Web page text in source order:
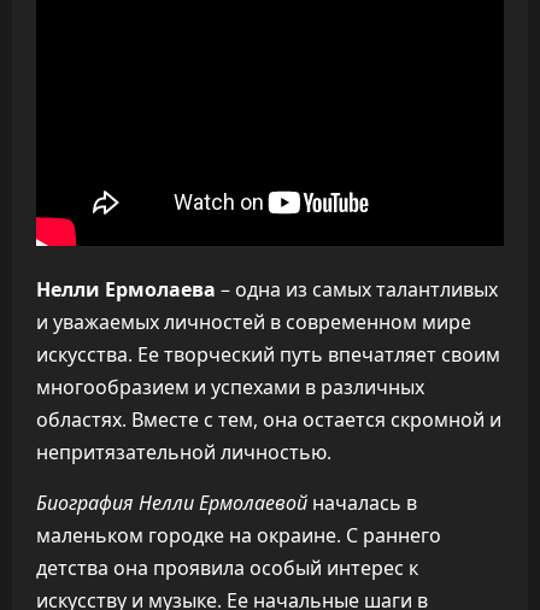
Нелли Ермолаева – одна из самых талантливых
и уважаемых личностей в современном мире
искусства. Ее творческий путь впечатляет своим
многообразием и успехами в различных
областях. Вместе с тем, она остается скромной и
непритязательной личностью.
Биография Нелли Ермолаевой началась в
маленьком городке на окраине. С раннего
детства она проявила особый интерес к
искусству и музыке. Ее начальные шаги в